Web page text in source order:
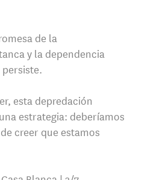
de la
y la dependencia
esta depredación
estrategia: deberíamos
creer que estamos